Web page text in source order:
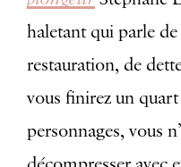
haletant qui parle
restauration, de
vous finirez un
personnages, vous